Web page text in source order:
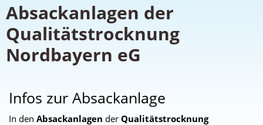
Absackanlagen der
Qualitätstrocknung
Nordbayern eG
Infos zur Absackanlage
In den Absackanlagen der Qualitätstrocknung